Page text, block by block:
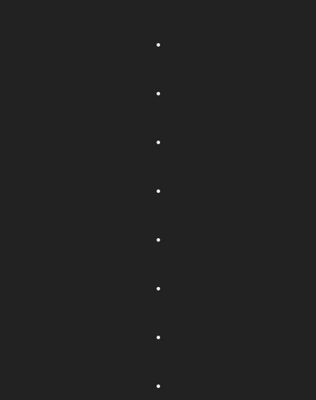
.
.
.
.
.
.
.
.